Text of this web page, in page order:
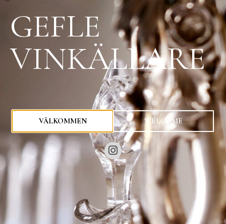
kr
GEFLE
VINKÄLLARE
VÄLKOMMEN WELCOME